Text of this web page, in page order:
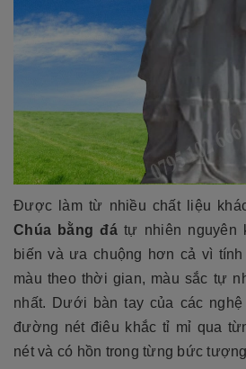
Được làm từ nhiều chất liệu
Chúa bằng đátự nhiên nguyên
biến và ưa chuộng hơn cả vì
màu theo thời gian, màu sắc tự
nhất. Dưới bàn tay của các
đường nét điêu khắc tỉ mỉ qua
nét và có hồn trong từng bức